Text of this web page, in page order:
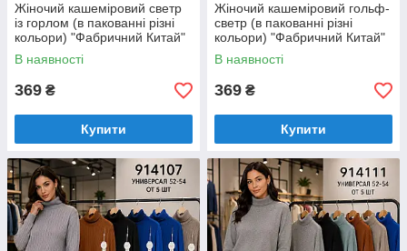
Жіночий кашеміровий светр
із горлом (в пакованні різні
кольори) "Фабричний Китай"
Розміри: 52-54 (914114)
В наявності
369 ₴
Купити
Жіночий кашеміровий гольф-
светр (в пакованні різні
кольори) "Фабричний Китай"
Розміри: 52-54 (914110)
В наявності
369 ₴
Купити